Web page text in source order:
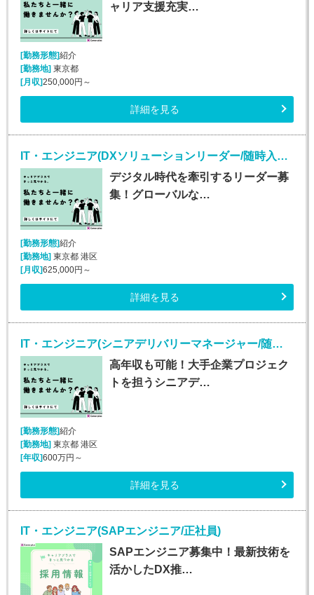
ャリア支援充実…
[勤務形態]紹介
[勤務地] 東京都
[月収]250,000円～
詳細を見る
IT・エンジニア(DXソリューションリーダー/随時入社/正社員)
デジタル時代を牽引するリーダー募
集！グローバルな…
[勤務形態]紹介
[勤務地] 東京都 港区
[月収]625,000円～
詳細を見る
IT・エンジニア(シニアデリバリーマネージャー/随時入社/正社員)
高年収も可能！大手企業プロジェク
トを担うシニアデ…
[勤務形態]紹介
[勤務地]東京都 港区
[年収]600万円～
詳細を見る
IT・エンジニア(SAPエンジニア/正社員)
SAPエンジニア募集中！最新技術を
活かしたDX推…